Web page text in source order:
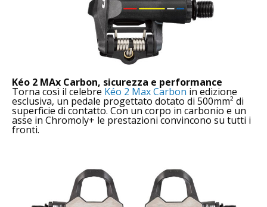
Kéo 2 MAx Carbon, sicurezza e performance
Torna così il celebre Kéo 2 Max Carbon in edizione
esclusiva, un pedale progettato dotato di 500mm² di
superficie di contatto. Con un corpo in carbonio e un
asse in Chromoly+ le prestazioni convincono su tutti i
fronti.